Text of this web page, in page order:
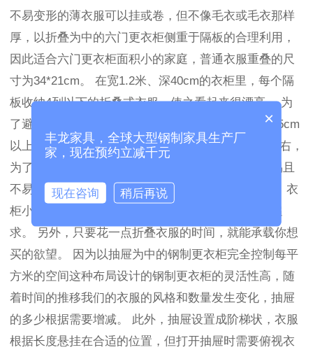
不易变形的薄衣服可以挂或卷，但不像毛衣或毛衣那样
厚，以折叠为中的六门更衣柜侧重于隔板的合理利用，
因此适合六门更衣柜面积小的家庭，普通衣服重叠的尺
寸为34*21cm。 在宽1.2米、深40cm的衣柜里，每个隔
板收纳4列以下的折叠式衣服，使之看起来很漂亮。 为
了避免衣柜拥挤，避免收纳能力差，一般的层高在35cm
以上。 另一方面，整体钢制更衣柜的进深为65cm左右，
为了确保衣物有足够的通气空间，衣物的取出也容易且
不易凌乱。 这个以折叠为中的衣柜适合卧室面积小、衣
柜小的情况，可以选择开放还是关闭，满足外观的追
求。 另外，只要花一点折叠衣服的时间，就能承载你想
买的欲望。 因为以抽屉为中的钢制更衣柜完全控制每平
方米的空间这种布局设计的钢制更衣柜的灵活性高，随
着时间的推移我们的衣服的风格和数量发生变化，抽屉
的多少根据需要增减。 此外，抽屉设置成阶梯状，衣服
根据长度悬挂在合适的位置，但打开抽屉时需要俯视衣
×
丰龙家具，全球大型钢制家具生产厂
家，现在预约立减千元
现在咨询 稍后再说